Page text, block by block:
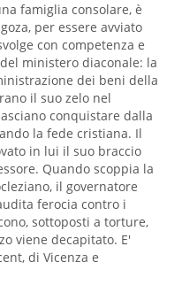
famiglia consolare, è
per essere avviato
con competenza e
ministero diaconale: la
dei beni della
il suo zelo nel
conquistare dalla
la fede cristiana. Il
in lui il suo braccio
Quando scoppia la
il governatore
ferocia contro i
sottoposti a torture,
viene decapitato. E'
di Vicenza e